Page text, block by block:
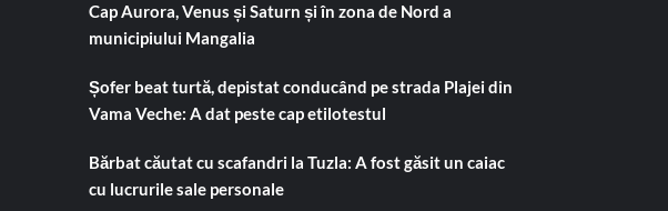
Cap Aurora, Venus și Saturn și în zona de Nord a
municipiului Mangalia
Șofer beat turtă, depistat conducând pe strada Plajei din
Vama Veche: A dat peste cap etilotestul
Bărbat căutat cu scafandri la Tuzla: A fost găsit un caiac
cu lucrurile sale personale